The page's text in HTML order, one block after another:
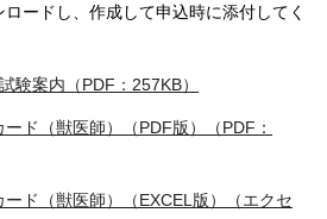
ードし、作成して申込時に添付してく
験案内（PDF：257KB）
ド（獣医師）（PDF版）（PDF：
ド（獣医師）（EXCEL版）（エクセ